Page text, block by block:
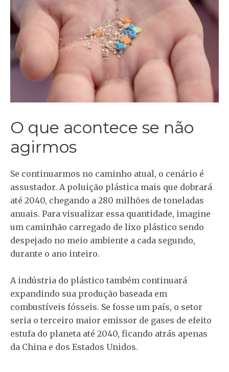
O que acontece se não
agirmos
Se continuarmos no caminho atual, o cenário é
assustador. A poluição plástica mais que dobrará
até 2040, chegando a 280 milhões de toneladas
anuais. Para visualizar essa quantidade, imagine
um caminhão carregado de lixo plástico sendo
despejado no meio ambiente a cada segundo,
durante o ano inteiro.
A indústria do plástico também continuará
expandindo sua produção baseada em
combustíveis fósseis. Se fosse um país, o setor
seria o terceiro maior emissor de gases de efeito
estufa do planeta até 2040, ficando atrás apenas
da China e dos Estados Unidos.